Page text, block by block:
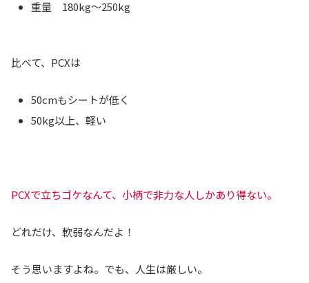
重量 180kg～250kg
比べて、PCXは
50cmもシートが低く
50kg以上、軽い
PCXで立ちゴケなんて、小柄で非力な人しかあり得ない。
どれだけ、軟弱なんだよ！
そう思いますよね。でも、人生は厳しい。